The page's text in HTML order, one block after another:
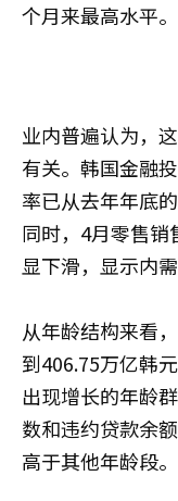
个月来最高水平。
业内普遍认为，
有关。韩国金融
率已从去年年底
同时，4月零售销
显下滑，显示内
从年龄结构来看
到406.75万亿韩
出现增长的年龄
数和违约贷款余
高于其他年龄段。